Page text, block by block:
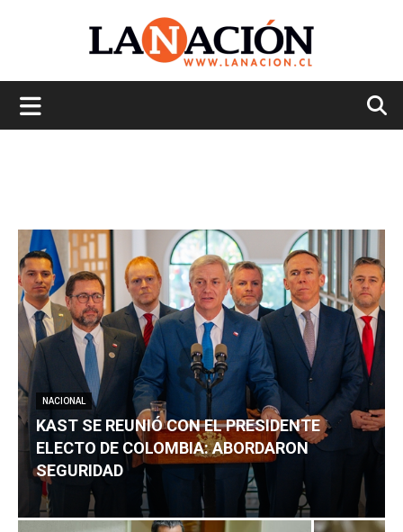
NACIONAL
KAST SE REUNIÓ CON EL PRESIDENTE
ELECTO DE COLOMBIA: ABORDARON
SEGURIDAD